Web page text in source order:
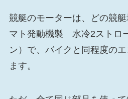
競艇のモーターは、どの競
マト発動機製 水冷2ストロ
ン）で、バイクと同程度の
ます。